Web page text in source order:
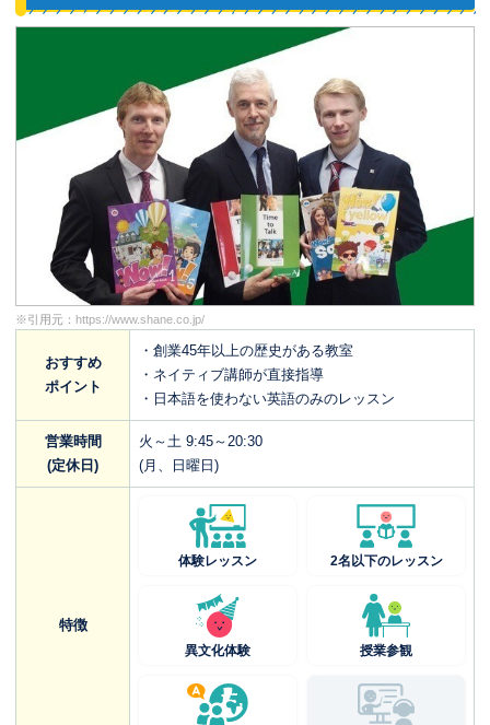
※引用元： https://www.shane.co.jp/
おすすめ
ポイント
・創業45年以上の歴史がある教室
・ネイティブ講師が直接指導
・日本語を使わない英語のみのレッスン
営業時間
(定休日)
火～土 9:45～20:30
(月、日曜日)
特徴
体験レッスン 2名以下のレッスン
異文化体験 授業参観